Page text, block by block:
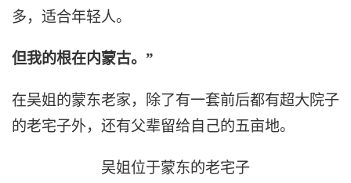
多，适合年轻人。
但我的根在内蒙古。”
在吴姐的蒙东老家，除了有一套前后都有超大院子
的老宅子外，还有父辈留给自己的五亩地。
吴姐位于蒙东的老宅子